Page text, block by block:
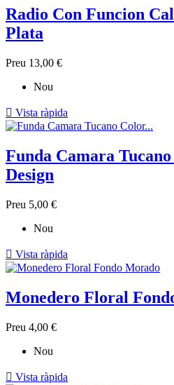
Radio Con Funcion
Plata
Preu 13,00 €
Nou
 Vista ràpida
Funda Camara
Design
Preu 5,00 €
Nou
 Vista ràpida
Monedero Floral
Preu 4,00 €
Nou
 Vista ràpida